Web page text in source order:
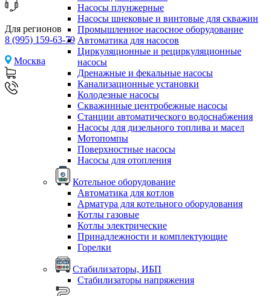
Для регионов
8 (995) 159-63-79
Москва
Насосы плунжерные
Насосы шнековые и винтовые для скважин
Промышленное насосное оборудование
Автоматика для насосов
Циркуляционные и рециркуляционные
насосы
Дренажные и фекальные насосы
Канализационные установки
Колодезные насосы
Скважинные центробежные насосы
Станции автоматического водоснабжения
Насосы для дизельного топлива и масел
Мотопомпы
Поверхностные насосы
Насосы для отопления
Котельное оборудование
Автоматика для котлов
Арматура для котельного оборудования
Котлы газовые
Котлы электрические
Принадлежности и комплектующие
Горелки
Стабилизаторы, ИБП
Стабилизаторы напряжения